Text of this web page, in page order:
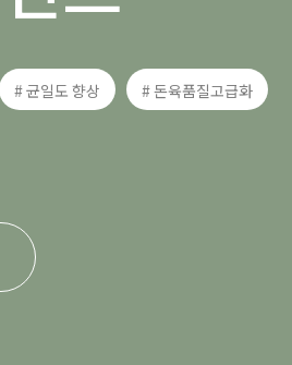
# 균일도 향상 # 돈육품질고급화